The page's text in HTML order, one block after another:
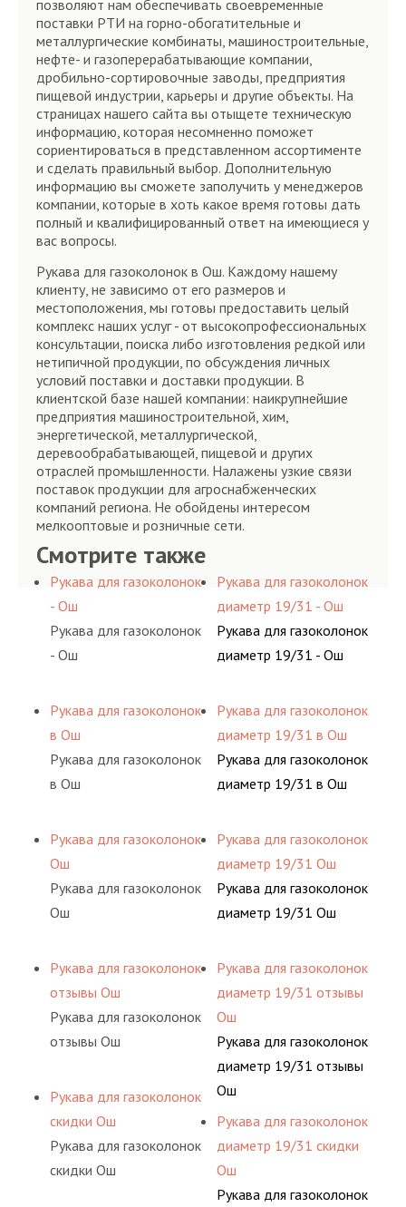
позволяют нам обеспечивать своевременные
поставки РТИ на горно-обогатительные и
металлургические комбинаты, машиностроительные,
нефте- и газоперерабатывающие компании,
дробильно-сортировочные заводы, предприятия
пищевой индустрии, карьеры и другие объекты. На
страницах нашего сайта вы отыщете техническую
информацию, которая несомненно поможет
сориентироваться в представленном ассортименте
и сделать правильный выбор. Дополнительную
информацию вы сможете заполучить у менеджеров
компании, которые в хоть какое время готовы дать
полный и квалифицированный ответ на имеющиеся у
вас вопросы.
Рукава для газоколонок в Ош. Каждому нашему
клиенту, не зависимо от его размеров и
местоположения, мы готовы предоставить целый
комплекс наших услуг - от высокопрофессиональных
консультации, поиска либо изготовления редкой или
нетипичной продукции, по обсуждения личных
условий поставки и доставки продукции. В
клиентской базе нашей компании: наикрупнейшие
предприятия машиностроительной, хим,
энергетической, металлургической,
деревообрабатывающей, пищевой и других
отраслей промышленности. Налажены узкие связи
поставок продукции для агроснабженческих
компаний региона. Не обойдены интересом
мелкооптовые и розничные сети.
Смотрите также
Рукава для газоколонок
- Ош
Рукава для газоколонок
- Ош
Рукава для газоколонок
в Ош
Рукава для газоколонок
в Ош
Рукава для газоколонок
Ош
Рукава для газоколонок
Ош
Рукава для газоколонок
отзывы Ош
Рукава для газоколонок
отзывы Ош
Рукава для газоколонок
скидки Ош
Рукава для газоколонок
скидки Ош
Рукава для газоколонок
диаметр 19/31 - Ош
Рукава для газоколонок
диаметр 19/31 - Ош
Рукава для газоколонок
диаметр 19/31 в Ош
Рукава для газоколонок
диаметр 19/31 в Ош
Рукава для газоколонок
диаметр 19/31 Ош
Рукава для газоколонок
диаметр 19/31 Ош
Рукава для газоколонок
диаметр 19/31 отзывы
Ош
Рукава для газоколонок
диаметр 19/31 отзывы
Ош
Рукава для газоколонок
диаметр 19/31 скидки
Ош
Рукава для газоколонок